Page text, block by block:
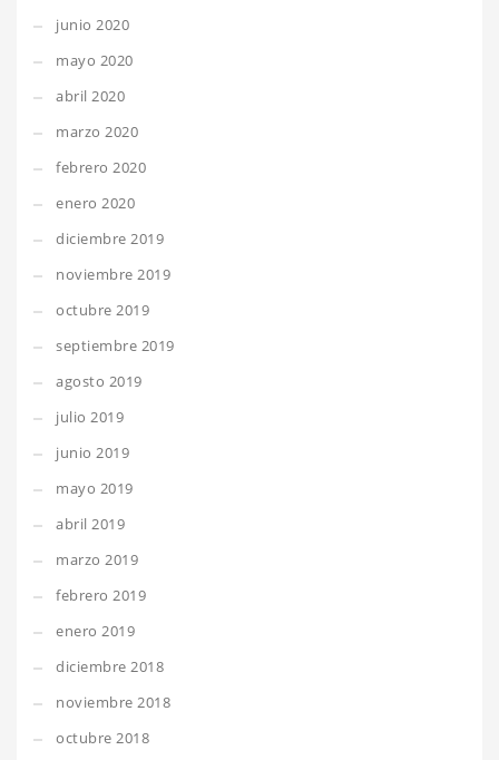
junio 2020
mayo 2020
abril 2020
marzo 2020
febrero 2020
enero 2020
diciembre 2019
noviembre 2019
octubre 2019
septiembre 2019
agosto 2019
julio 2019
junio 2019
mayo 2019
abril 2019
marzo 2019
febrero 2019
enero 2019
diciembre 2018
noviembre 2018
octubre 2018